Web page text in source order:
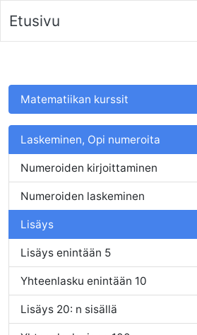
Etusivu
Matematiikan kurssit
Laskeminen, Opi numeroita
Numeroiden kirjoittaminen
Numeroiden laskeminen
Lisäys
Lisäys enintään 5
Yhteenlasku enintään 10
Lisäys 20: n sisällä